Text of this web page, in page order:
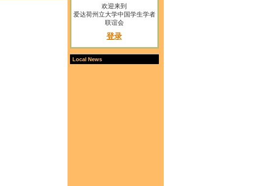
欢迎来到
爱达荷州立大学中国学生学者
联谊会
登录
Local News